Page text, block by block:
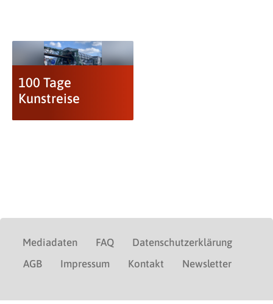
100 Tage
Kunstreise
Mediadaten FAQ
Datenschutzerklärung
AGB
Impressum Kontakt Newsletter